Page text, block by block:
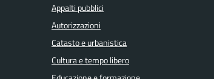
Appalti pubblici
Autorizzazioni
Catasto e urbanistica
Cultura e tempo libero